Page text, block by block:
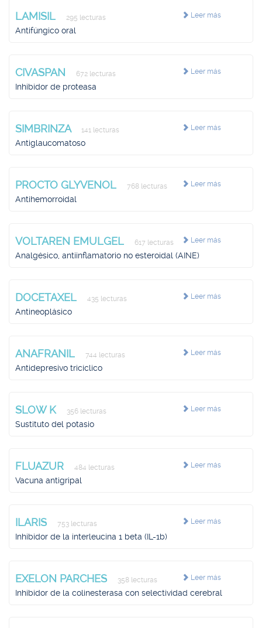
Leer más
LAMISIL 295 lecturas
Antifúngico oral
Leer más
CIVASPAN 672 lecturas
Inhibidor de proteasa
Leer más
SIMBRINZA 141 lecturas
Antiglaucomatoso
Leer más
PROCTO GLYVENOL 768 lecturas
Antihemorroidal
Leer más
VOLTAREN EMULGEL 617 lecturas
Analgésico, antiinflamatorio no esteroidal (AINE)
Leer más
DOCETAXEL 435 lecturas
Antineoplásico
Leer más
ANAFRANIL 744 lecturas
Antidepresivo tricíclico
Leer más
SLOW K 356 lecturas
Sustituto del potasio
Leer más
FLUAZUR 484 lecturas
Vacuna antigripal
Leer más
ILARIS 753 lecturas
Inhibidor de la interleucina 1 beta (IL-1b)
Leer más
EXELON PARCHES 358 lecturas
Inhibidor de la colinesterasa con selectividad cerebral